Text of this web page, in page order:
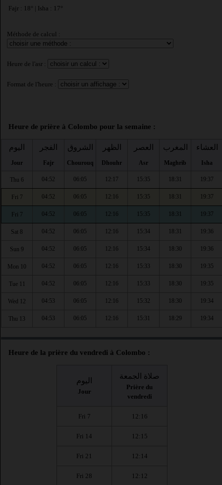
Fajr : 18° | Isha : 17°
Méthode de calcul :
Heure de l'asr :
Format de l'heure :
Heure de prière à Colombo pour la semaine :
اليوم
Jour
الفجر
Fajr
الشروق
Chourouq
الظهر
Dhouhr
العصر
Asr
المغرب
Maghrib
العشاء
Isha
Thu 6 04:52 06:05 12:17 15:35 18:31 19:37
Fri 7 04:52 06:05 12:16 15:35 18:31 19:37
Fri 7 04:52 06:05 12:16 15:35 18:31 19:37
Sat 8 04:52 06:05 12:16 15:34 18:31 19:36
Sun 9 04:52 06:05 12:16 15:34 18:30 19:36
Mon 10 04:52 06:05 12:16 15:33 18:30 19:35
Tue 11 04:52 06:05 12:16 15:33 18:30 19:35
Wed 12 04:53 06:05 12:16 15:32 18:30 19:34
Thu 13 04:53 06:05 12:16 15:31 18:29 19:34
Heure de la prière du vendredi à Colombo :
اليوم
Jour
صلاة الجمعة
Prière du
vendredi
Fri 7 12:16
Fri 14 12:15
Fri 21 12:14
Fri 28 12:12